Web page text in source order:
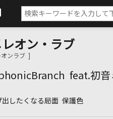
レオン・ラブ
ンラブ ]
feat.初音
出したくなる局面 保護色